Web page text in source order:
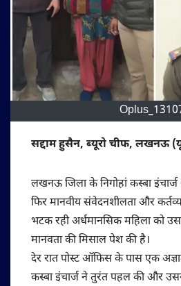
सद्दाम हुसैन, ब्यूरो चीफ, लखनऊ
लखनऊ जिला के निगोहां कस्बा इंचार्ज
फिर मानवीय संवेदनशीलता और
भटक रही अर्धमानसिक महिला को
मानवता की मिसाल पेश की है।
देर रात पोस्ट ऑफिस के पास एक
कस्बा इंचार्ज ने तुरंत पहल की और